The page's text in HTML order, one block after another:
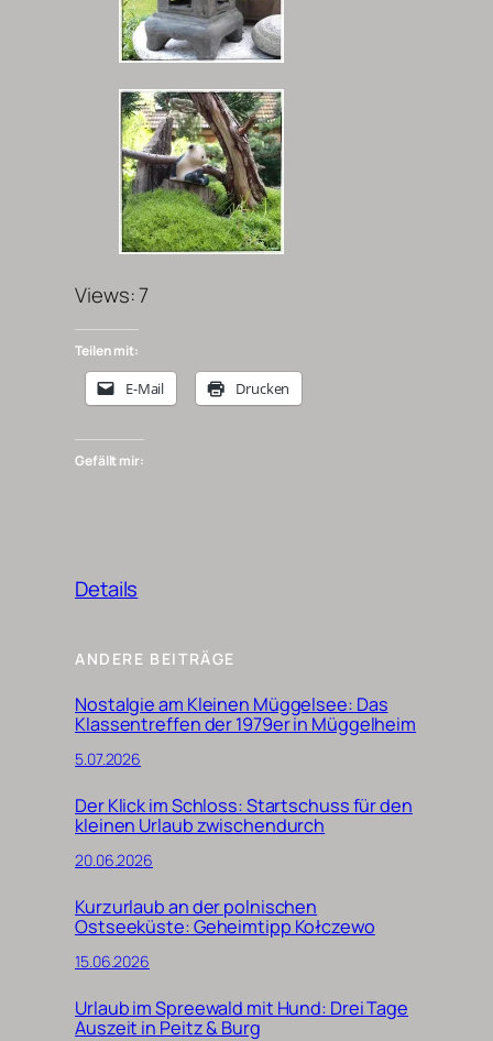
Views: 7
Teilen mit:
E-Mail Drucken
Gefällt mir:
Details
ANDERE BEITRÄGE
Nostalgie am Kleinen Müggelsee: Das
Klassentreffen der 1979er in Müggelheim
5.07.2026
Der Klick im Schloss: Startschuss für den
kleinen Urlaub zwischendurch
20.06.2026
Kurzurlaub an der polnischen
Ostseeküste: Geheimtipp Kołczewo
15.06.2026
Urlaub im Spreewald mit Hund: Drei Tage
Auszeit in Peitz & Burg